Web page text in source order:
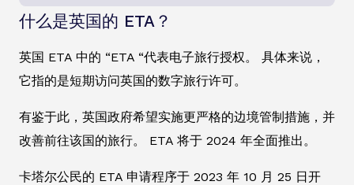
什么是英国的 ETA？
英国 ETA 中的 “ETA “代表电子旅行授权。 具体来说，
它指的是短期访问英国的数字旅行许可。
有鉴于此，英国政府希望实施更严格的边境管制措施，并
改善前往该国的旅行。 ETA 将于 2024 年全面推出。
卡塔尔公民的 ETA 申请程序于 2023 年 10 月 25 日开